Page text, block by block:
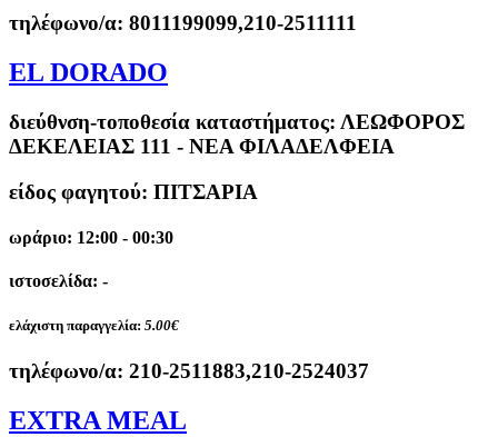
τηλέφωνο/α: 8011199099,210-2511111
EL DORADO
διεύθνση-τοποθεσία καταστήματος: ΛΕΩΦΟΡΟΣ
ΔΕΚΕΛΕΙΑΣ 111 - ΝΕΑ ΦΙΛΑΔΕΛΦΕΙΑ
είδος φαγητού: ΠΙΤΣΑΡΙΑ
ωράριο: 12:00 - 00:30
ιστοσελίδα: -
ελάχιστη παραγγελία: 5.00€
τηλέφωνο/α: 210-2511883,210-2524037
EXTRA MEAL